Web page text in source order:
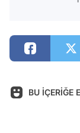
BU İÇERİĞE